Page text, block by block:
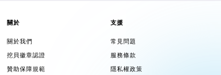
關於
關於我們
挖貝徽章認證
贊助保障規範
支援
常見問題
服務條款
隱私權政策